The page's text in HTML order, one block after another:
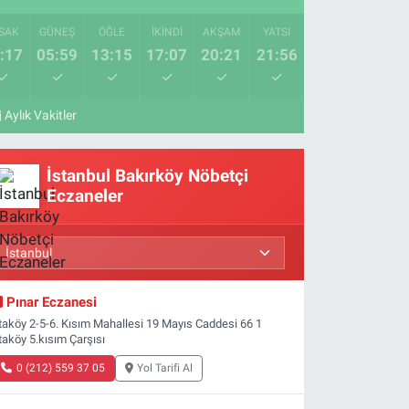
GÜNEŞ
05:59
ÖĞLE
13:15
İKINDI
17:07
AKŞAM
20:21
YATSI
21:56
Aylık Vakitler
İstanbul Bakırköy Nöbetçi
Eczaneler
Pınar Eczanesi
2-5-6. Kısım Mahallesi 19 Mayıs Caddesi 66 1
5.kısım Çarşısı
0 (212) 559 37 05 Yol Tarifi Al